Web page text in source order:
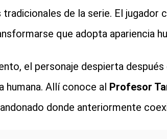
tradicionales de la serie. El jugador
que adopta apariencia
el personaje despierta
humana. Allí conoce al Profesor
donde anteriormente